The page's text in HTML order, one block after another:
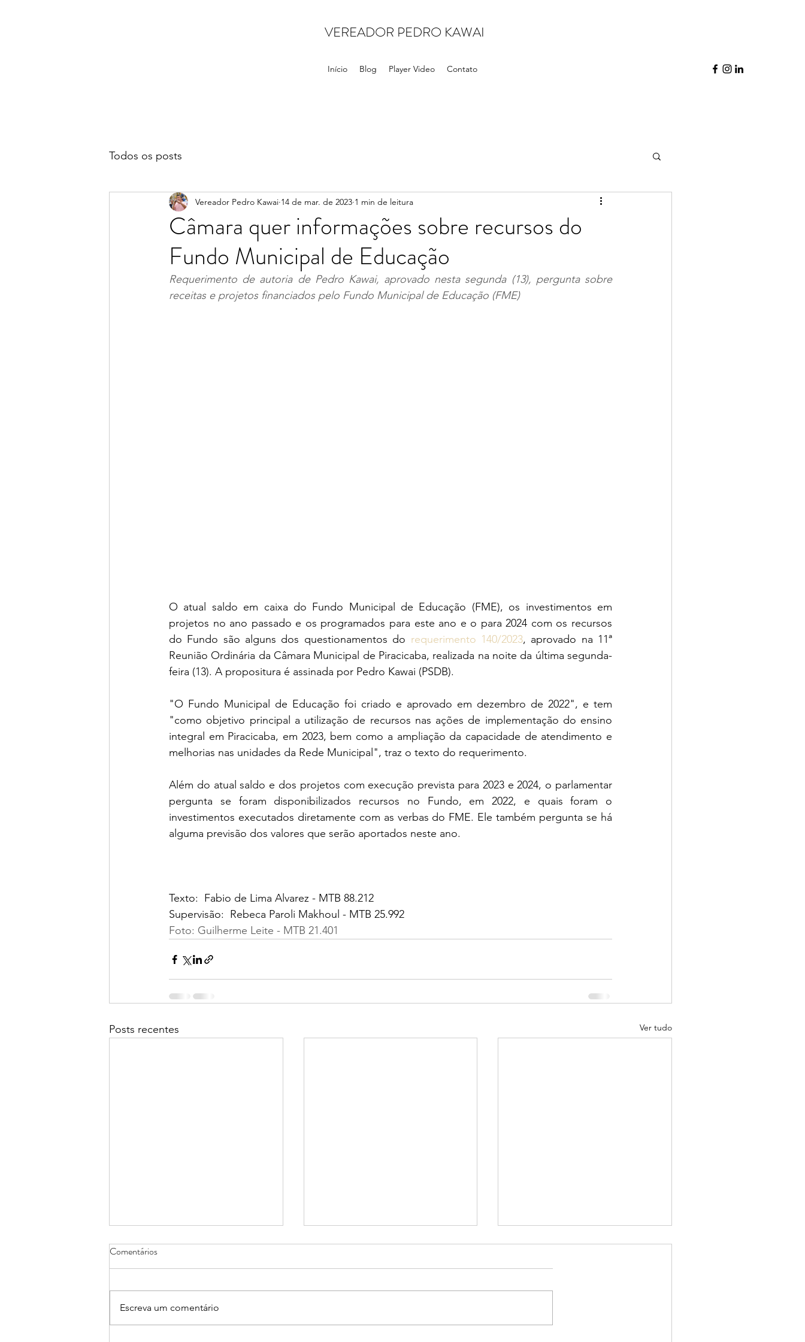
VEREADOR PEDRO KAWAI
Início Blog Player Video Contato
Todos os posts
Câmara quer informações sobre recursos do
Fundo Municipal de Educação
Vereador Pedro Kawai 14 de mar. de 2023 1 min de leitura
Requerimento de autoria de Pedro Kawai, aprovado nesta segunda (13), pergunta sobre
receitas e projetos financiados pelo Fundo Municipal de Educação (FME)
O atual saldo em caixa do Fundo Municipal de Educação (FME), os investimentos em
projetos no ano passado e os programados para este ano e o para 2024 com os recursos
do Fundo são alguns dos questionamentos do requerimento 140/2023, aprovado na 11ª
Reunião Ordinária da Câmara Municipal de Piracicaba, realizada na noite da última segunda-
feira (13). A propositura é assinada por Pedro Kawai (PSDB).
"O Fundo Municipal de Educação foi criado e aprovado em dezembro de 2022", e tem
"como objetivo principal a utilização de recursos nas ações de implementação do ensino
integral em Piracicaba, em 2023, bem como a ampliação da capacidade de atendimento e
melhorias nas unidades da Rede Municipal", traz o texto do requerimento.
Além do atual saldo e dos projetos com execução prevista para 2023 e 2024, o parlamentar
pergunta se foram disponibilizados recursos no Fundo, em 2022, e quais foram o
investimentos executados diretamente com as verbas do FME. Ele também pergunta se há
alguma previsão dos valores que serão aportados neste ano.
Texto:  Fabio de Lima Alvarez - MTB 88.212
Supervisão:  Rebeca Paroli Makhoul - MTB 25.992
Foto: Guilherme Leite - MTB 21.401
Posts recentes Ver tudo
Comentários
Escreva um comentário